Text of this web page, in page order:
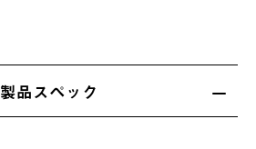
製品スペック